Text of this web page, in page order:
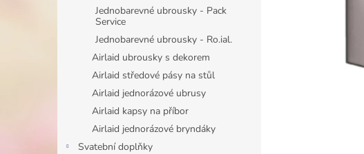
Jednobarevné ubrousky - Pack
Service
Jednobarevné ubrousky - Ro.ial.
Airlaid ubrousky s dekorem
Airlaid středové pásy na stůl
Airlaid jednorázové ubrusy
Airlaid kapsy na příbor
Airlaid jednorázové bryndáky
Svatební doplňky